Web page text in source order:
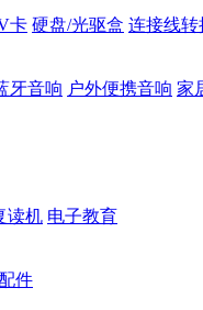
卡 硬盘/光驱盒 连接线转
牙音响 户外便携音响 家
读机 电子教育
件